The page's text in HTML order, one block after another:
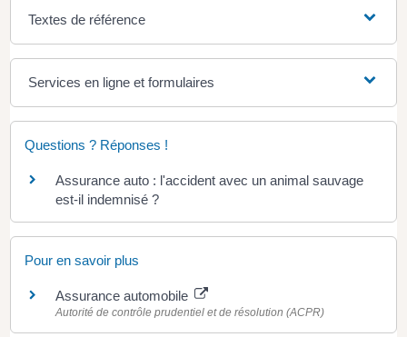
Textes de référence
Services en ligne et formulaires
Questions ? Réponses !
Assurance auto : l'accident avec un animal sauvage
est-il indemnisé ?
Pour en savoir plus
Assurance automobile
Autorité de contrôle prudentiel et de résolution (ACPR)